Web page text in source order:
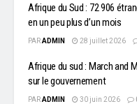
Afrique du Sud : 72 906
en un peu plus d’un mois
PARADMIN 28 juillet 2026
Afrique du sud : March and
sur le gouvernement
PARADMIN 30 juin 2026